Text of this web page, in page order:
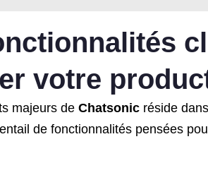
votre
majeurs deChatsonic réside
de fonctionnalités pensées